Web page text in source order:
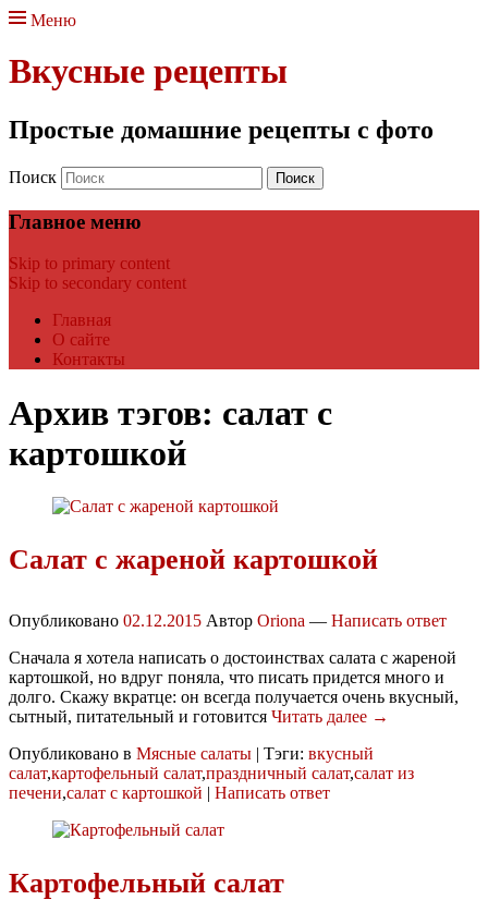
Меню
Вкусные рецепты
Простые домашние рецепты с фото
Поиск
Главное меню
Skip to primary content
Skip to secondary content
Главная
О сайте
Контакты
Архив тэгов: салат с
картошкой
Салат с жареной картошкой
Опубликовано 02.12.2015 Автор Oriona — Написать ответ
Сначала я хотела написать о достоинствах салата с жареной
картошкой, но вдруг поняла, что писать придется много и
долго. Скажу вкратце: он всегда получается очень вкусный,
сытный, питательный и готовится Читать далее →
Опубликовано в Мясные салаты | Тэги: вкусный
салат,картофельный салат,праздничный салат,салат из
печени,салат с картошкой | Написать ответ
Картофельный салат